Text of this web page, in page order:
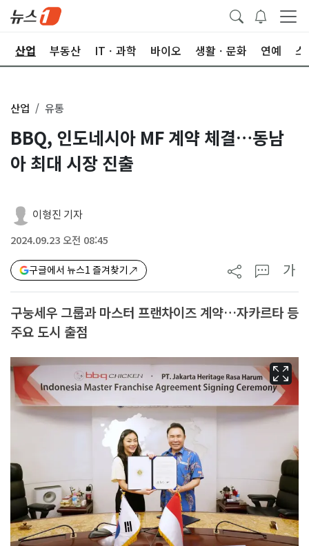
산업 부동산 ITㆍ과학 바이오 생활ㆍ문화 연예 스
산업 유통
BBQ, 인도네시아 MF 계약 체결…동남
아 최대 시장 진출
이형진 기자
2024.09.23 오전 08:45
구글에서 뉴스1 즐겨찾기 가
구눙세우 그룹과 마스터 프랜차이즈 계약…자카르타 등
주요 도시 출점